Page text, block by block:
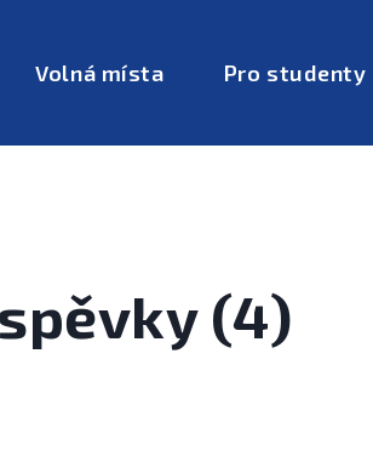
Volná místa Pro studenty
(4)